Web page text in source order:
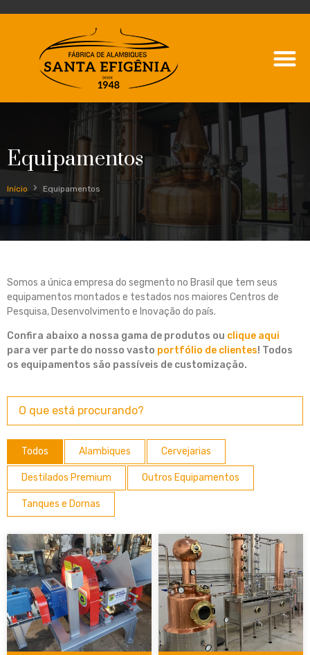
Equipamentos
Início Equipamentos
Somos a única empresa do segmento no Brasil que tem seus
equipamentos montados e testados nos maiores Centros de
Pesquisa, Desenvolvimento e Inovação do país.
Confira abaixo a nossa gama de produtos ou clique aqui
para ver parte do nosso vasto portfólio de clientes! Todos
os equipamentos são passíveis de customização.
Todos Alambiques Cervejarias
Destilados Premium Outros Equipamentos
Tanques e Dornas